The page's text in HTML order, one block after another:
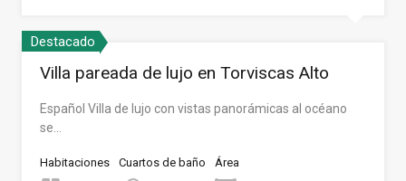
Destacado
Villa pareada de lujo en Torviscas Alto
Español Villa de lujo con vistas panorámicas al océano
se…
Habitaciones
Cuartos de baño
Área